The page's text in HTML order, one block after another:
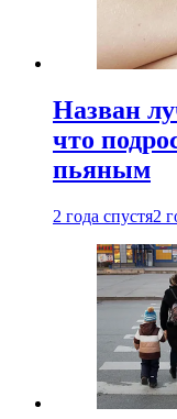
Назван
что
пьяным
2 года спустя2